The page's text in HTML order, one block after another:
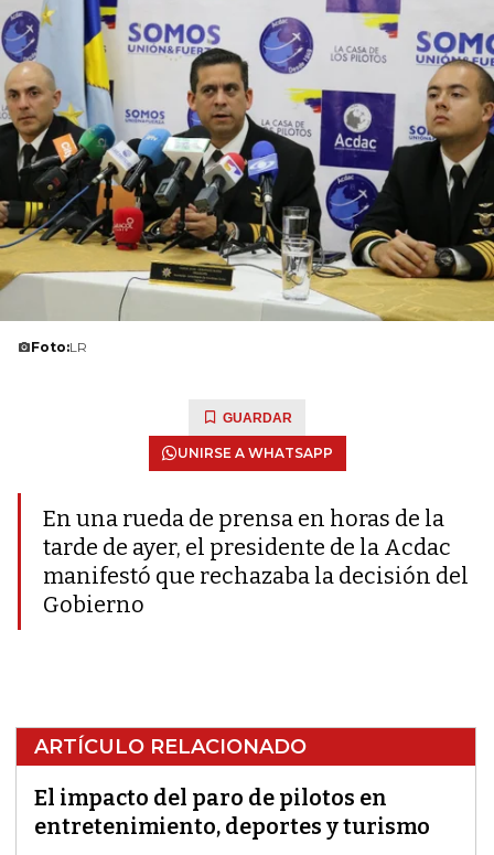
Foto:LR
GUARDAR
UNIRSE A WHATSAPP
En una rueda de prensa en horas de la
tarde de ayer, el presidente de la Acdac
manifestó que rechazaba la decisión del
Gobierno
ARTÍCULO RELACIONADO
El impacto del paro de pilotos en
entretenimiento, deportes y turismo